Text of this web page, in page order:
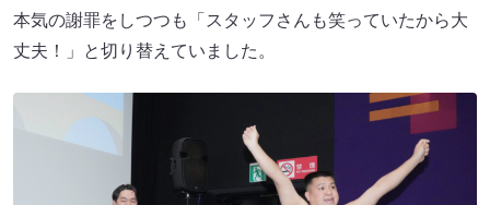
本気の謝罪をしつつも「スタッフさんも笑っていたから大
丈夫！」と切り替えていました。